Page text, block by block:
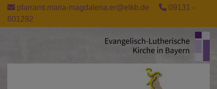
Direkt
zum
Inhalt
pfarramt.maria-magdalena.er@elkb.de
09131 -
601292